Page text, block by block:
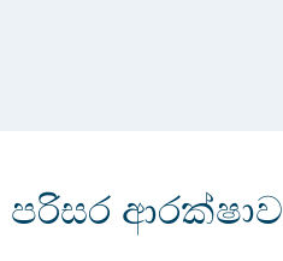
ආරක්ෂාව